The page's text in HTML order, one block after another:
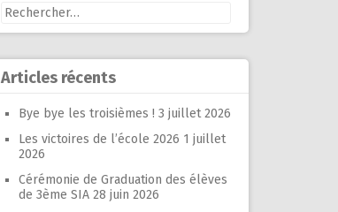
Rechercher :
Articles récents
Bye bye les troisièmes ! 3 juillet 2026
Les victoires de l’école 2026 1 juillet
2026
Cérémonie de Graduation des élèves
de 3ème SIA 28 juin 2026